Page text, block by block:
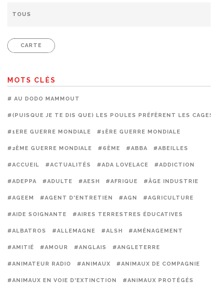
CARTE
MOTS CLÉS
# AU DODO MAMMOUT
#(PUISQUE JE TE DIS QUE) LES POULES PRÉFÈRENT LES CAGES
#1ERE GUERRE MONDIALE #1ÈRE GUERRE MONDIALE
#2ÈME GUERRE MONDIALE #6ÈME #ABBA #ABEILLES
#ACCUEIL #ACTUALITÉS #ADA LOVELACE #ADDICTION
#ADEPPA #ADULTE #AESH #AFRIQUE #ÂGE INDUSTRIE
#AGEEM #AGENT D'ENTRETIEN #AGN #AGRICULTURE
#AIDE SOIGNANTE #AIRES TERRESTRES ÉDUCATIVES
#ALBATROS #ALLEMAGNE #ALSH #AMÉNAGEMENT
#AMITIÉ #AMOUR #ANGLAIS #ANGLETERRE
#ANIMATEUR RADIO #ANIMAUX #ANIMAUX DE COMPAGNIE
#ANIMAUX EN VOIE D'EXTINCTION #ANIMAUX PROTÉGÉS